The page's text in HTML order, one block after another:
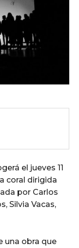
el jueves 11
coral dirigida
por Carlos
Silvia Vacas,
una obra que